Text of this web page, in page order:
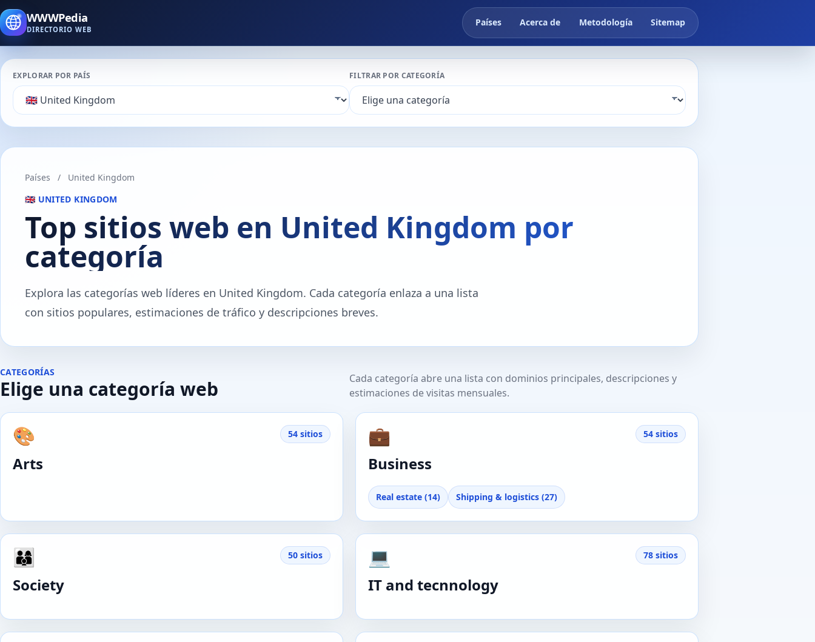
WWWPedia
DIRECTORIO WEB
Países Acerca de Metodología Sitemap
EXPLORAR POR PAÍS FILTRAR POR CATEGORÍA
Países /
United Kingdom
🇬🇧 UNITED KINGDOM
Top sitios web en United Kingdom por
categoría
Explora las categorías web líderes en United Kingdom. Cada categoría enlaza a una lista
con sitios populares, estimaciones de tráfico y descripciones breves.
CATEGORÍAS
Elige una categoría web
Cada categoría abre una lista con dominios principales, descripciones y
estimaciones de visitas mensuales.
🎨
Arts
54 sitios 💼
Business
54 sitios
Real estate (14) Shipping & logistics (27)
👨‍👩‍👦
Society
50 sitios 💻
IT and tecnnology
78 sitios